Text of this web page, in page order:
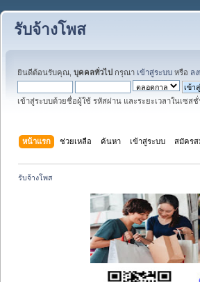
รับจ้างโพส
ยินดีต้อนรับคุณ, บุคคลทั่วไป กรุณา เข้าสู่ระบบ หรือ ล
เข้าสู่ระบบด้วยชื่อผู้ใช้ รหัสผ่าน และระยะเวลาในเซส
หน้าแรก ช่วยเหลือ ค้นหา เข้าสู่ระบบ สมัครส
รับจ้างโพส